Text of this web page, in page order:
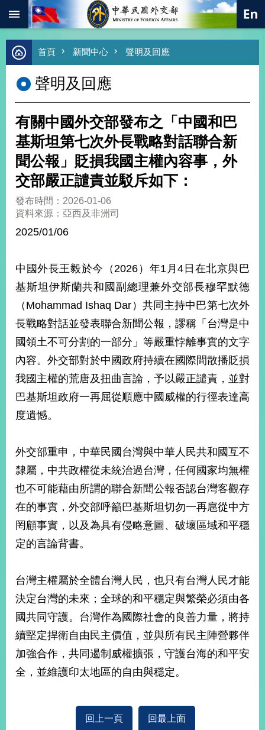
跳到主要內容區塊
進
階
尋
熱
總
合
外
交
價
值
經
濟
不
落
國
台
海
平
護
照
頁
網
站
導
覽
關
於
本
部
中
心
外
交
資
訊
首頁 新聞中心 聲明及回應
聲明及回應
有關中國外交部發布之「中國和巴
基斯坦第七次外長戰略對話聯合新
聞公報」貶損我國主權內容事，外
交部嚴正譴責並駁斥如下：
發布時間：2026-01-06
資料來源：亞西及非洲司
2025/01/06
中國外長王毅於今（2026）年1月4日在北京與巴
基斯坦伊斯蘭共和國副總理兼外交部長穆罕默德
（Mohammad Ishaq Dar）共同主持中巴第七次外
長戰略對話並發表聯合新聞公報，謬稱「台灣是中
國領土不可分割的一部分」等嚴重悖離事實的文字
內容。外交部對於中國政府持續在國際間散播貶損
我國主權的荒唐及扭曲言論，予以嚴正譴責，並對
巴基斯坦政府一再屈從順應中國威權的行徑表達高
度遺憾。
外交部重申，中華民國台灣與中華人民共和國互不
隸屬，中共政權從未統治過台灣，任何國家均無權
也不可能藉由所謂的聯合新聞公報否認台灣客觀存
在的事實，外交部呼籲巴基斯坦切勿一再扈從中方
罔顧事實，以及為具有侵略意圖、破壞區域和平穩
定的言論背書。
台灣主權屬於全體台灣人民，也只有台灣人民才能
決定台灣的未來；全球的和平穩定與繁榮必須由各
國共同守護。台灣作為國際社會的良善力量，將持
續堅定捍衛自由民主價值，並與所有民主陣營夥伴
加強合作，共同遏制威權擴張，守護台海的和平安
全，並維護印太地區的自由與穩定。
回上一頁 回最上面